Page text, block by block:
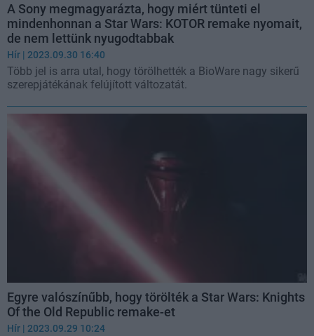
A Sony megmagyarázta, hogy miért tünteti el
mindenhonnan a Star Wars: KOTOR remake nyomait,
de nem lettünk nyugodtabbak
Hír | 2023.09.30 16:40
Több jel is arra utal, hogy törölhették a BioWare nagy sikerű
szerepjátékának felújított változatát.
Egyre valószínűbb, hogy törölték a Star Wars: Knights
Of the Old Republic remake-et
Hír | 2023.09.29 10:24